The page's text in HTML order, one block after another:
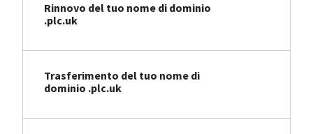
Rinnovo del tuo nome di dominio
.plc.uk
Trasferimento del tuo nome di
dominio .plc.uk